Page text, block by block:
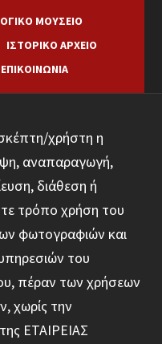
ΜΟΥΣΕΊΟ
ΙΣΤΟΡΙΚΌ ΑΡΧΕΊΟ
ΕΠΙΚΟΙΝΩΝΊΑ
χρήστη η
αναπαραγωγή,
διάθεση ή
τρόπο χρήση του
φωτογραφιών και
του
πέραν των χρήσεων
χωρίς την
ΕΤΑΙΡΕΙΑΣ